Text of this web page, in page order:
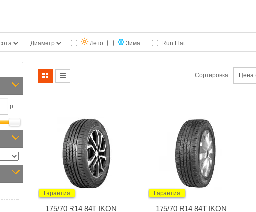
Лето Зима Run Flat
р.
Сортировка:
Гарантия
175/70 R14 84T IKON
Гарантия
175/70 R14 84T IKON